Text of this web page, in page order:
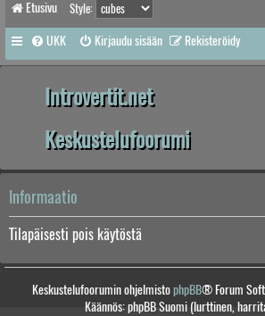
Etusivu Style:
UKK Kirjaudu sisään Rekisteröidy
Introvertit.net
Keskustelufoorumi
Informaatio
Tilapäisesti pois käytöstä
Keskustelufoorumin ohjelmistophpBB® Forum
Käännös: phpBB Suomi (lurttinen,